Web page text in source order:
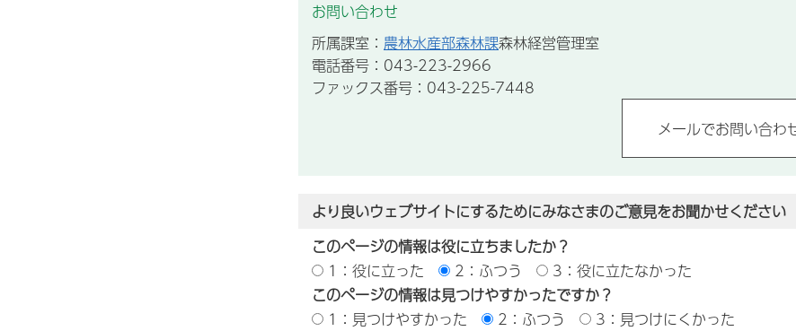
お問い合わせ
所属課室： 農林水産部森林課森林経営管理室
電話番号：043-223-2966
ファックス番号：043-225-7448
より良いウェブサイトにするためにみなさまのご意見をお聞かせください
このページの情報は役に立ちましたか？
1：役に立った
2：ふつう
3：役に立たなかった
このページの情報は見つけやすかったですか？
1：見つけやすかった
2：ふつう 3：見つけにくかった